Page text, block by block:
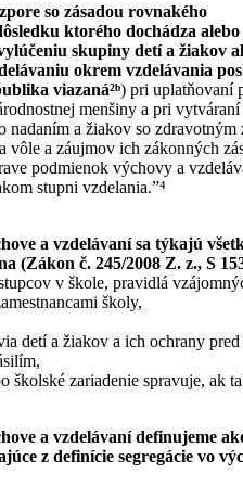
so zásadou rovnakého
ktorého dochádza
skupiny detí a žiakov
okrem vzdelávania
viazaná²ᵇ) pri uplatňovaní
menšiny a pri
nadaním a žiakov so zdravotným
vôle a záujmov ich zákonných
podmienok výchovy a
stupni vzdelania.”⁴
a vzdelávaní sa týkajú
(Zákon č. 245/2008 Z. z., S
v škole, pravidlá
školy,
detí a žiakov a ich ochrany pred
školské zariadenie spravuje, ak
a vzdelávaní definujeme
z definície segregácie vo